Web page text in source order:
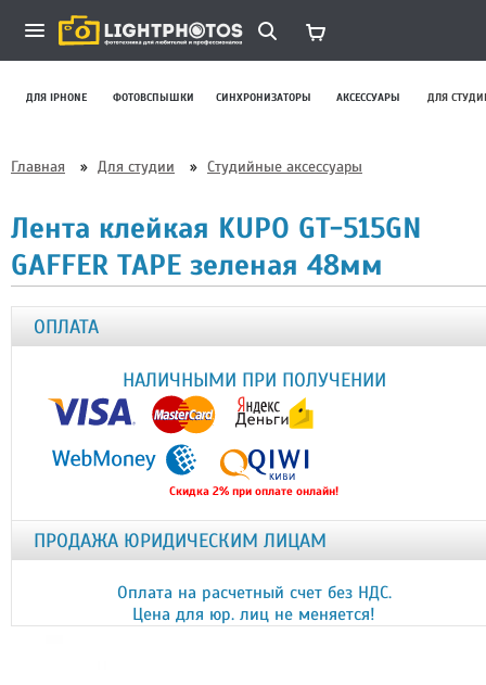
ДЛЯ IPHONE ФОТОВСПЫШКИ СИНХРОНИЗАТОРЫ АКСЕССУАРЫ ДЛЯ
Главная » Для студии » Студийные аксессуары
Лента клейкая KUPO GT-515GN
GAFFER TAPE зеленая 48мм
ОПЛАТА
НАЛИЧНЫМИ ПРИ ПОЛУЧЕНИИ
Скидка 2% при оплате онлайн!
ПРОДАЖА ЮРИДИЧЕСКИМ ЛИЦАМ
Оплата на расчетный счет без НДС.
Цена для юр. лиц не меняется!